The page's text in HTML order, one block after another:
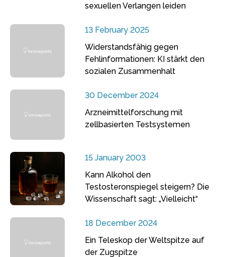
sexuellen Verlangen leiden
13 February 2025
Widerstandsfähig gegen
Fehlinformationen: KI stärkt den
sozialen Zusammenhalt
30 December 2024
Arzneimittelforschung mit
zellbasierten Testsystemen
15 January 2003
Kann Alkohol den
Testosteronspiegel steigern? Die
Wissenschaft sagt: „Vielleicht“
18 December 2024
Ein Teleskop der Weltspitze auf
der Zugspitze